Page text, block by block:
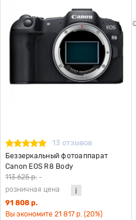
13 отзывов
Беззеркальный фотоаппарат
Canon EOS R8 Body
113 625 р. -
розничная цена
91 808 р.
Вы экономите 21 817 р. (20%)